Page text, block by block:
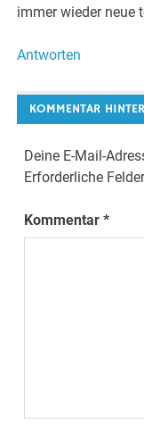
immer wieder neue
Antworten
KOMMENTAR
Deine E-Mail-
Erforderliche
Kommentar*